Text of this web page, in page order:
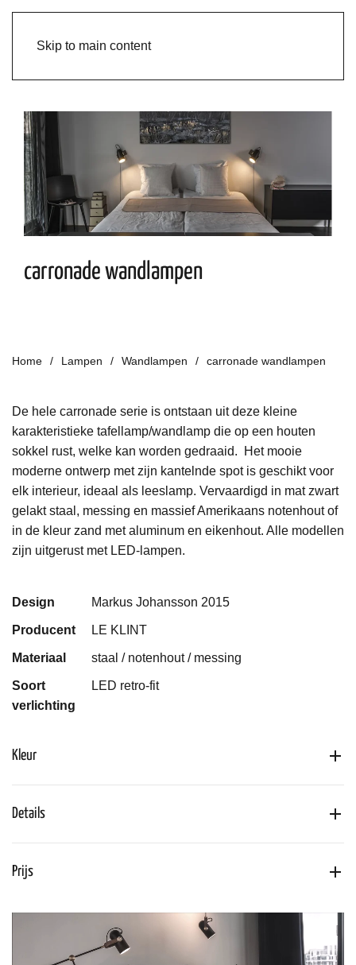
Skip to main content
carronade wandlampen
Home Lampen Wandlampen carronade wandlampen
De hele carronade serie is ontstaan uit deze kleine
karakteristieke tafellamp/wandlamp die op een houten
sokkel rust, welke kan worden gedraaid.
Het mooie
moderne ontwerp met zijn kantelnde spot is geschikt voor
elk interieur, ideaal als leeslamp. Vervaardigd in mat zwart
gelakt staal, messing en massief Amerikaans notenhout of
in de kleur zand met aluminum en eikenhout. Alle modellen
zijn uitgerust met LED-lampen.
Design Markus Johansson 2015
Producent LE KLINT
Materiaal staal / notenhout / messing
Soort
verlichting
LED retro-fit
Kleur
Details
Prijs